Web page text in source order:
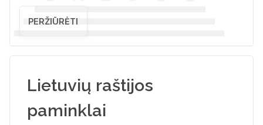
PERŽIŪRĖTI
Lietuvių raštijos
paminklai